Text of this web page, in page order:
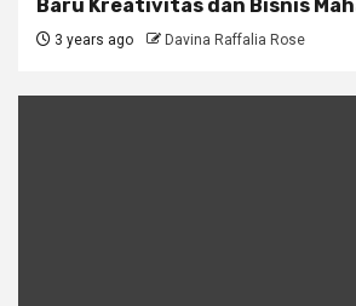
Baru Kreativitas dan Bisnis
3 years ago Davina Raffalia Rose